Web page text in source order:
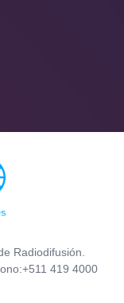
Radiodifusión.
419 4000